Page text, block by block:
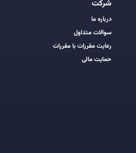
شرکت
درباره ما
سوالات متداول
رعایت مقررات با مقررات
حمایت مالی